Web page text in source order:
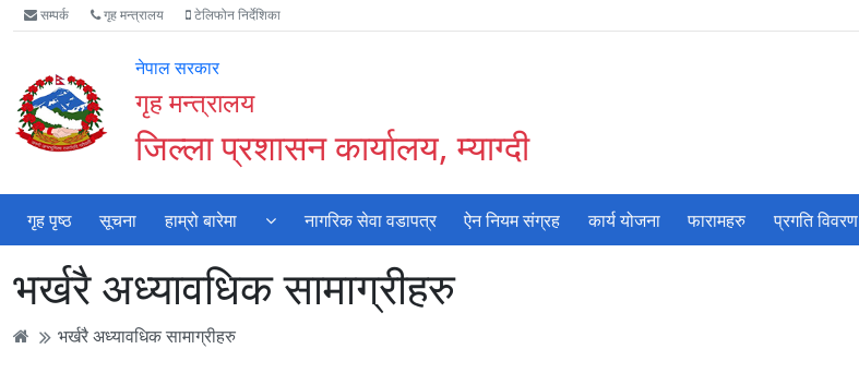
Accessibility
Mode
गर्नुहोस्
मुख्य
सामाग्री
मुख्य
नेभिगेसन
वेबसाइट
खोजमा
सम्पर्क गृह मन्त्रालय टेलिफोन निर्देशिका
नेपाल सरकार
गृह मन्त्रालय
जिल्ला प्रशासन कार्यालय, म्याग्दी
गृह पृष्ठ सूचना हाम्रो बारेमा नागरिक सेवा वडापत्र ऐन नियम संग्रह कार्य योजना फारामहरु प्रगति विवरण
भर्खरै अध्यावधिक सामाग्रीहरु
भर्खरै अध्यावधिक सामाग्रीहरु